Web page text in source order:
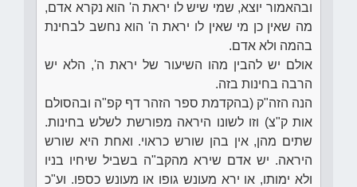
ובהאמור יוצא, שמי שיש לו יראת ה' הוא נקרא אדם,
מה שאין כן מי שאין לו יראת ה' הוא נחשב לבחינת
בהמה ולא אדם.
אולם יש להבין מהו השיעור של יראת ה', הלא יש
הרבה בחינות בזה.
הנה הזה"ק (בהקדמת ספר הזהר דף קפ"ה ובהסולם
אות ק"צ) וזו לשונו היראה מפורשת לשלש בחינות.
שתים מהן, אין בהן שורש כראוי. ואחת היא שורש
היראה. יש אדם שירא מהקב"ה בשביל שיחיו בניו
ולא ימותו, או ירא מעונש גופו או מעונש כספו. וע"כ